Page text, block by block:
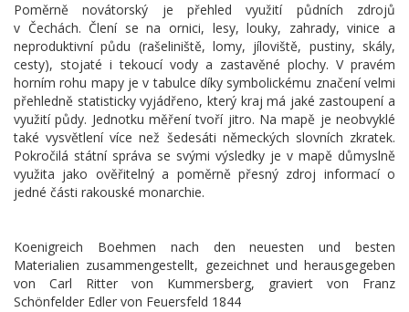
Poměrně novátorský je přehled využití půdních zdrojů
v Čechách. Člení se na ornici, lesy, louky, zahrady, vinice a
neproduktivní půdu (rašeliniště, lomy, jíloviště, pustiny, skály,
cesty), stojaté i tekoucí vody a zastavěné plochy. V pravém
horním rohu mapy je v tabulce díky symbolickému značení velmi
přehledně statisticky vyjádřeno, který kraj má jaké zastoupení a
využití půdy. Jednotku měření tvoří jitro. Na mapě je neobvyklé
také vysvětlení více než šedesáti německých slovních zkratek.
Pokročilá státní správa se svými výsledky je v mapě důmyslně
využita jako ověřitelný a poměrně přesný zdroj informací o
jedné části rakouské monarchie.
Koenigreich Boehmen nach den neuesten und besten
Materialien zusammengestellt, gezeichnet und herausgegeben
von Carl Ritter von Kummersberg, graviert von Franz
Schönfelder Edler von Feuersfeld 1844